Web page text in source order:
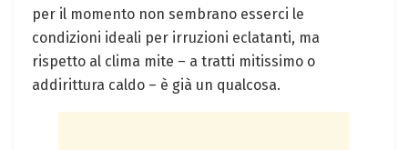
per il momento non sembrano esserci le
condizioni ideali per irruzioni eclatanti, ma
rispetto al clima mite – a tratti mitissimo o
addirittura caldo – è già un qualcosa.